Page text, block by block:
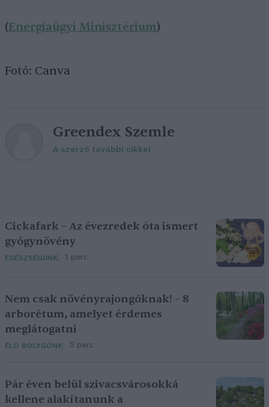
(Energiaügyi Minisztérium)
Fotó: Canva
Greendex Szemle
A szerző további cikkei
Cickafark – Az évezredek óta ismert
gyógynövény
EGÉSZSÉGÜNK 1 perc
Nem csak növényrajongóknak! – 8
arborétum, amelyet érdemes
meglátogatni
ÉLŐ BOLYGÓNK 5 perc
Pár éven belül szivacsvárosokká
kellene alakítanunk a